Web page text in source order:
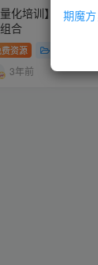
量化培训】第五十
合
资源
3年前
期魔